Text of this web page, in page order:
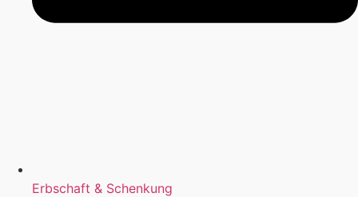
Erbschaft & Schenkung